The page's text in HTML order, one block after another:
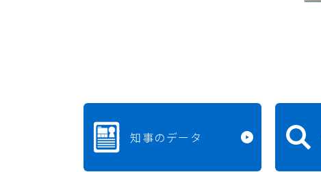
知事のデータ